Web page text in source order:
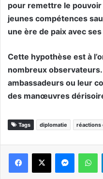
pour remettre le
jeunes compétences
une ère de paix avec
Cette hypothèse est à
nombreux
ambassadeurs ou leur
des manœuvres
Tags diplomatie réactions
WhatsApp